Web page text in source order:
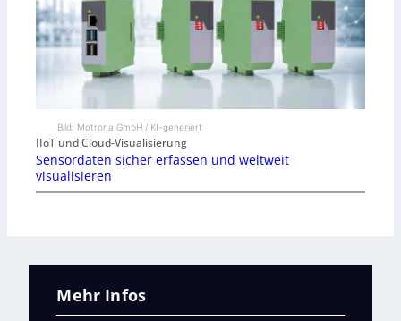
Bild: Motrona GmbH / KI-generiert
IIoT und Cloud-Visualisierung
Sensordaten sicher erfassen und weltweit
visualisieren
Mehr Infos